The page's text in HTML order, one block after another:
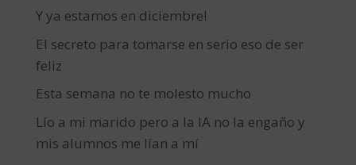
Y ya estamos en diciembre!
El secreto para tomarse en serio eso de ser
feliz
Esta semana no te molesto mucho
Lío a mi marido pero a la IA no la engaño y
mis alumnos me lían a mí